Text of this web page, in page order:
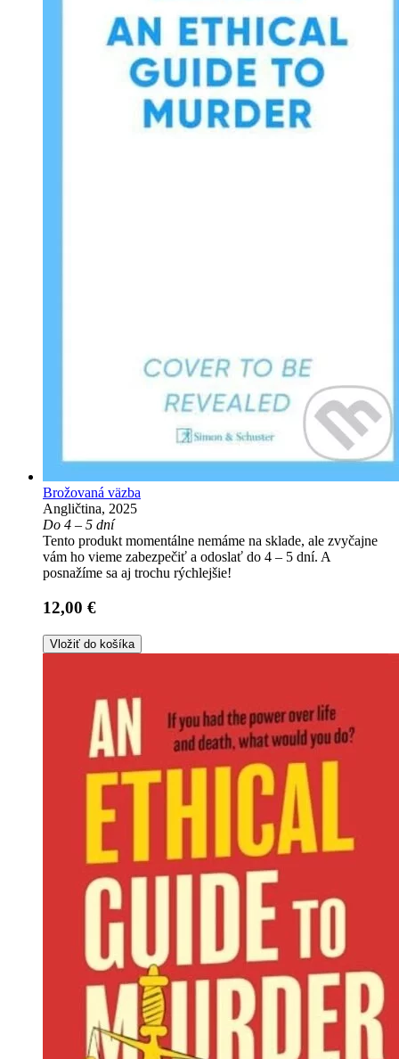
Brožovaná väzba
Angličtina, 2025
Do 4 – 5 dní
Tento produkt momentálne nemáme na sklade, ale zvyčajne
vám ho vieme zabezpečiť a odoslať do 4 – 5 dní. A
posnažíme sa aj trochu rýchlejšie!
12,00 €
Vložiť do košíka